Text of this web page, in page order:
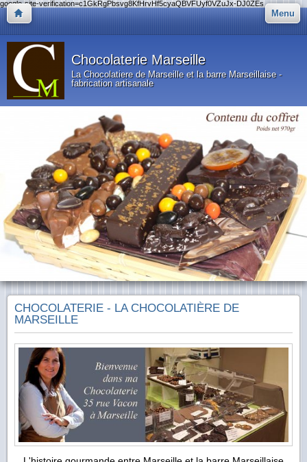
google-site-verification=c1GkRgPbsvg8KfHrvHf5cyaQBVFUyf0VZuJx-DJ0ZEs
Menu
Chocolaterie Marseille
La Chocolatiere de Marseille et la barre Marseillaise -
fabrication artisanale
CHOCOLATERIE - LA CHOCOLATIÈRE DE
MARSEILLE